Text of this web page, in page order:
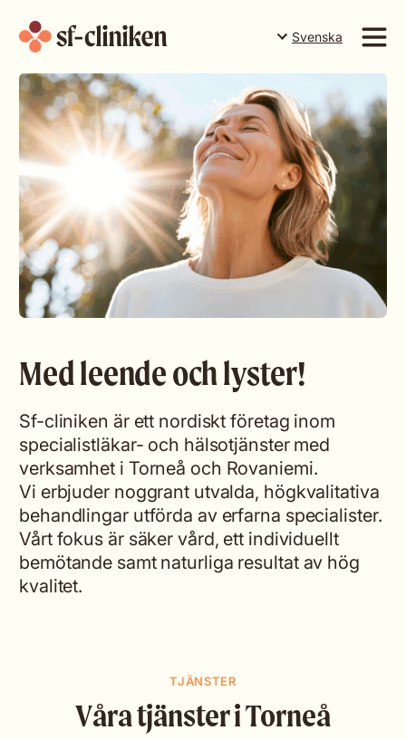
Svenska
Suomi
Svenska
Tjänster
Priser
Teamet
Företaget
Boka tid i Torneå Boka tid i Rovaniemi
Boka tid i Levi
Med leende och lyster!
Sf-cliniken är ett nordiskt företag inom
specialistläkar- och hälsotjänster med
verksamhet i Torneå och Rovaniemi.
Vi erbjuder noggrant utvalda, högkvalitativa
behandlingar utförda av erfarna specialister.
Vårt fokus är säker vård, ett individuellt
bemötande samt naturliga resultat av hög
kvalitet.
TJÄNSTER
Våra tjänster i Torneå